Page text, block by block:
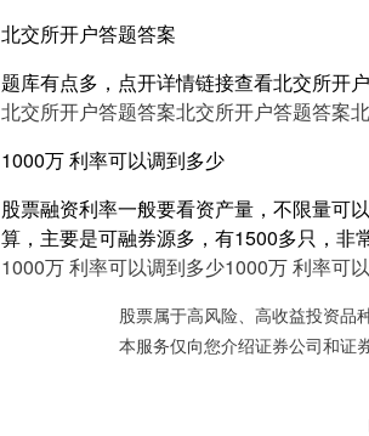
北交所开户答题答案
题库有点多，点开详情链接查看北交所开
北交所开户答题答案北交所开户答题答案
1000万 利率可以调到多少
股票融资利率一般要看资产量，不限量可
算，主要是可融券源多，有1500多只，非
1000万 利率可以调到多少1000万 利率可
股票属于高风险、高收益投资品
本服务仅向您介绍证券公司和证